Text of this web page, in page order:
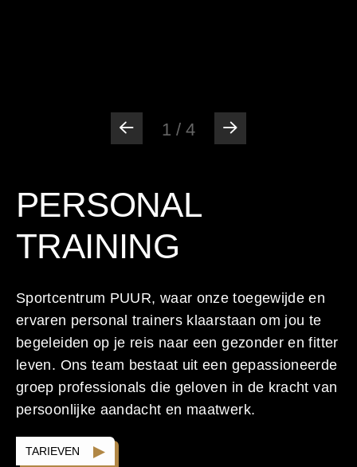
1 / 4
PERSONAL
TRAINING
Sportcentrum PUUR, waar onze toegewijde en
ervaren personal trainers klaarstaan om jou te
begeleiden op je reis naar een gezonder en fitter
leven. Ons team bestaat uit een gepassioneerde
groep professionals die geloven in de kracht van
persoonlijke aandacht en maatwerk.
TARIEVEN